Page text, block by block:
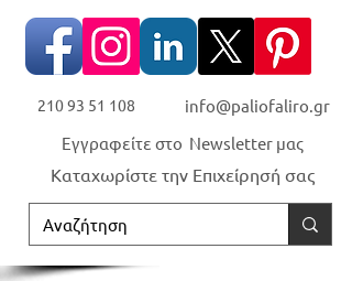
210 93 51 108 info@paliofaliro.gr
Καταχωρίστε την Επιχείρησή σας
Εγγραφείτε στο Newsletter μας